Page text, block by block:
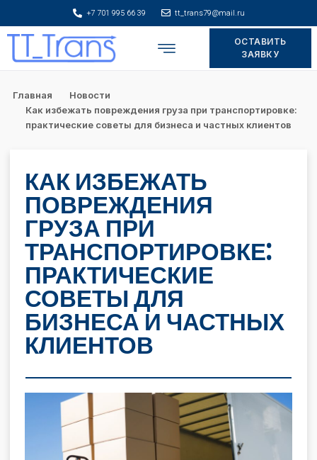
+7 701 995 66 39 tt_trans79@mail.ru
ОСТАВИТЬ
ЗАЯВКУ
Главная
Новости
Как избежать повреждения груза при транспортировке:
практические советы для бизнеса и частных клиентов
КАК ИЗБЕЖАТЬ
ПОВРЕЖДЕНИЯ
ГРУЗА ПРИ
ТРАНСПОРТИРОВКЕ:
ПРАКТИЧЕСКИЕ
СОВЕТЫ ДЛЯ
БИЗНЕСА И ЧАСТНЫХ
КЛИЕНТОВ